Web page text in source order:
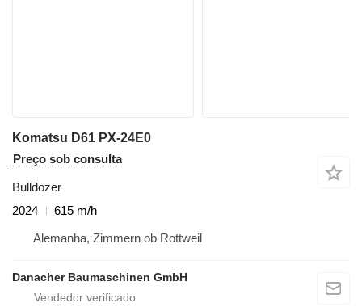
Komatsu D61 PX-24E0
Preço sob consulta
Bulldozer
2024
615 m/h
Alemanha, Zimmern ob Rottweil
Danacher Baumaschinen GmbH